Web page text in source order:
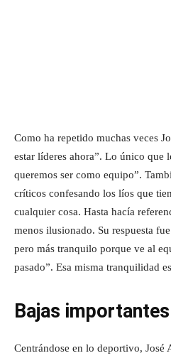
Como ha repetido muchas veces
estar líderes ahora”. Lo único que
queremos ser como equipo”.
críticos confesando los líos que
cualquier cosa. Hasta hacía
menos ilusionado. Su respuesta
pero más tranquilo porque ve al
pasado”. Esa misma tranquilidad
Bajas importantes
Centrándose en lo deportivo, José